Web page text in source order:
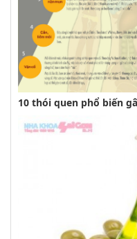
10 thói quen phổ biến